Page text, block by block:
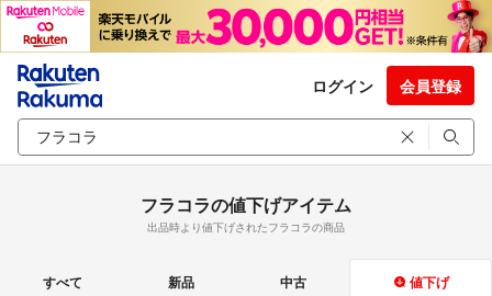
ログイン 会員登録
フラコラの値下げアイテム
出品時より値下げされたフラコラの商品
すべて 新品 中古 値下げ